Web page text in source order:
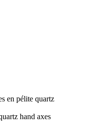
en pélite quartz
hand axes